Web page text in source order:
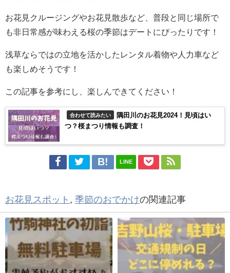
お花見クルージングやお花見散歩など、普段と同じ場所で
も非日常感が味わえる桜の季節はデートにぴったりです！
浅草ならではの立地を活かしたレンタル着物や人力車など
も楽しめそうです！
この記事を参考にし、楽しんできてください！
合わせて読みたい
隅田川のお花見2024！見頃はい
つ？桜まつり情報も調査！
LINE
お花見スポット , 季節のおでかけの関連記事